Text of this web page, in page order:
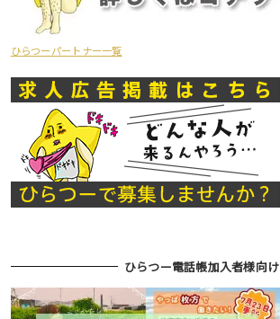
ひらつーパートナー一覧
ひらつー電話帳加入者様向け